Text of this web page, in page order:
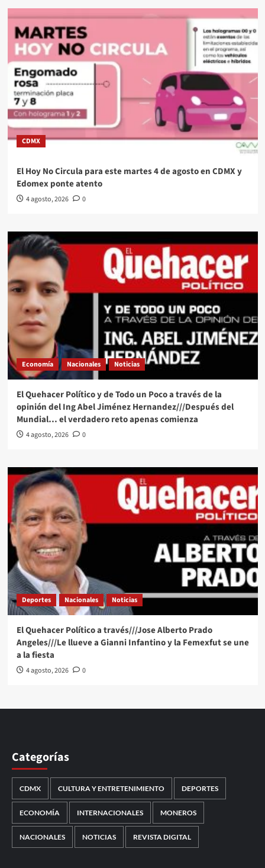
CDMX
El Hoy No Circula para este martes 4 de agosto en CDMX y
Edomex ponte atento
4 agosto, 2026 0
Economía Nacionales Noticias
El Quehacer Político y de Todo un Poco a través de la
opinión del Ing Abel Jiménez Hernandez///Después del
Mundial… el verdadero reto apenas comienza
4 agosto, 2026 0
Deportes Nacionales Noticias
El Quehacer Político a través///Jose Alberto Prado
Angeles///Le llueve a Gianni Infantino y la Femexfut se une
a la fiesta
4 agosto, 2026 0
Categorías
CDMX CULTURA Y ENTRETENIMIENTO DEPORTES
ECONOMÍA INTERNACIONALES MONEROS
NACIONALES NOTICIAS REVISTA DIGITAL